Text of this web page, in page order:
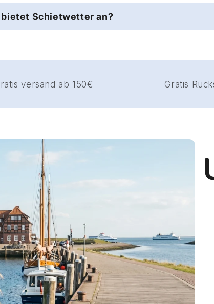
Schietwetter an?
Gratis versand ab 150€